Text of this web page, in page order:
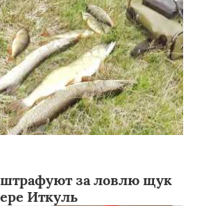
за ловлю щук
Иткуль